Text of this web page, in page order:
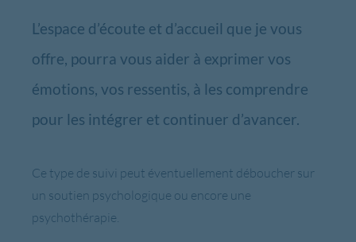
L’espace d’écoute et d’accueil que je vous
offre, pourra vous aider à exprimer vos
émotions, vos ressentis, à les comprendre
pour les intégrer et continuer d’avancer.
Ce type de suivi peut éventuellement déboucher sur
un soutien psychologique ou encore une
psychothérapie.